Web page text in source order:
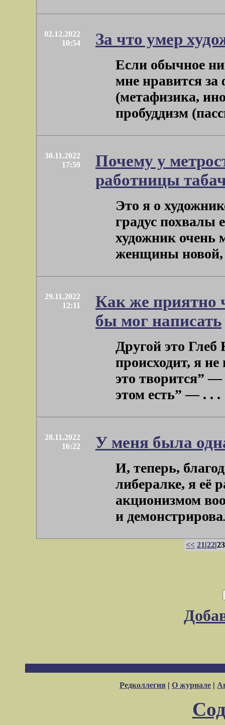
02.12.2022
10:54
За что умер
Если обычное
мне нравится
(метафизика,
пробуддизм
30.11.2022
17:59
Почему у
работницы
Это я о
градус похвалы
художник очень
женщины новой,
29.11.2022
12:11
Как же приятно
бы мог написать
Другой это
происходит, я
это творится”
этом есть” — . . .
28.11.2022
16:22
У меня была
И, теперь,
либералке, я её
акционизмом
и
<< 21|22
Редколлегия | О журнале |